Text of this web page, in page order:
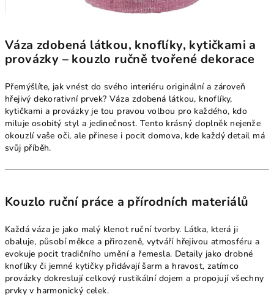
Váza zdobená látkou, knoflíky, kytičkami a
provázky – kouzlo ručně tvořené dekorace
Přemýšlíte, jak vnést do svého interiéru originální a zároveň
hřejivý dekorativní prvek? Váza zdobená látkou, knoflíky,
kytičkami a provázky je tou pravou volbou pro každého, kdo
miluje osobitý styl a jedinečnost. Tento krásný doplněk nejenže
okouzlí vaše oči, ale přinese i pocit domova, kde každý detail má
svůj příběh.
Kouzlo ruční práce a přírodních materiálů
Každá váza je jako malý klenot ruční tvorby. Látka, která ji
obaluje, působí měkce a přirozeně, vytváří hřejivou atmosféru a
evokuje pocit tradičního umění a řemesla. Detaily jako drobné
knoflíky či jemné kytičky přidávají šarm a hravost, zatímco
provázky dokreslují celkový rustikální dojem a propojují všechny
prvky v harmonický celek.